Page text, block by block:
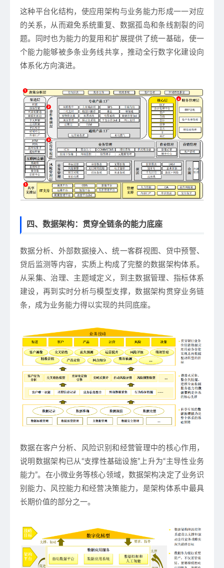
这种平台化结构，使应用架构与业务能力形成一一对应
的关系，从而避免系统重复、数据孤岛和条线割裂的问
题。同时也为能力的复用和扩展提供了统一基础，使一
个能力能够被多条业务线共享，推动全行数字化建设向
体系化方向演进。
四、数据架构：贯穿全链条的能力底座
数据分析、外部数据接入、统一客群视图、贷中预警、
贷后监测等内容，实质上构成了完整的数据架构体系。
从采集、治理、主题域定义，到主数据管理、指标体系
建设，再到实时分析与模型支撑，数据架构贯穿业务链
条，成为业务能力得以实现的共同底座。
数据在客户分析、风险识别和经营管理中的核心作用，
说明数据架构已从“支撑性基础设施”上升为“主导性业务
能力”。在小微业务等核心领域，数据架构决定了业务识
别能力、风控能力和经营决策能力，是架构体系中最具
长期价值的部分之一。